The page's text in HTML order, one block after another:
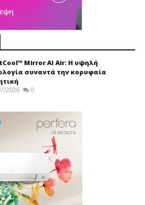
Mirror AI Air: Η υψηλή
συναντά την κορυφαία
2026 0